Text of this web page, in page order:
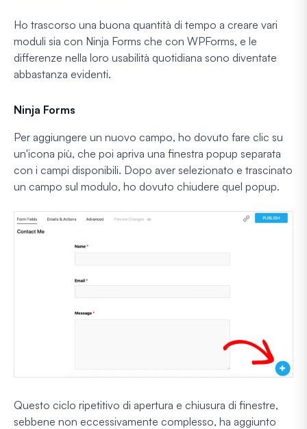
Ho trascorso una buona quantità di tempo a creare vari
moduli sia con Ninja Forms che con WPForms, e le
differenze nella loro usabilità quotidiana sono diventate
abbastanza evidenti.
Ninja Forms
Per aggiungere un nuovo campo, ho dovuto fare clic su
un'icona più, che poi apriva una finestra popup separata
con i campi disponibili. Dopo aver selezionato e trascinato
un campo sul modulo, ho dovuto chiudere quel popup.
Questo ciclo ripetitivo di apertura e chiusura di finestre,
sebbene non eccessivamente complesso, ha aggiunto